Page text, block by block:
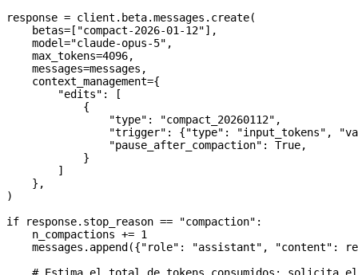
response = client.beta.messages.create(
    betas
= [ "compact-2026-01-12"],
    model
="claude-opus-5" ,
    max_tokens
=4096,
    messages
=messages,
    context_management
={
        "edits"
: [
            {
                "type"
: "compact_20260112" ,
                "trigger"
: {"type" : "input_tokens" ,
                "pause_after_compaction"
: True,
            }
        ]
    },
)
if response.stop_reason == "compaction" :
    n_compactions
+= 1
    messages.append({
"role" : "assistant" , "content" :